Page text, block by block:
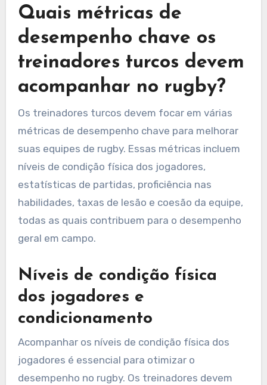
Quais métricas de
desempenho chave os
treinadores turcos devem
acompanhar no rugby?
Os treinadores turcos devem focar em várias
métricas de desempenho chave para melhorar
suas equipes de rugby. Essas métricas incluem
níveis de condição física dos jogadores,
estatísticas de partidas, proficiência nas
habilidades, taxas de lesão e coesão da equipe,
todas as quais contribuem para o desempenho
geral em campo.
Níveis de condição física
dos jogadores e
condicionamento
Acompanhar os níveis de condição física dos
jogadores é essencial para otimizar o
desempenho no rugby. Os treinadores devem